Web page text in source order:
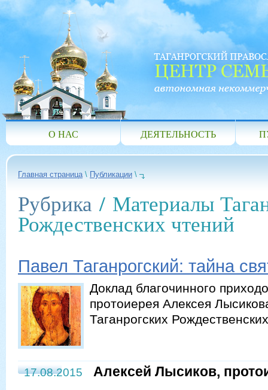
О НАС ДЕЯТЕЛЬНОСТЬ
Главная страница\ Публикации \
Рубрика / Материалы
Рождественских чтений
Павел Таганрогский: тайна
Доклад благочинного
протоиерея Алексея
Таганрогских
17.08.2015 Алексей Лысиков,